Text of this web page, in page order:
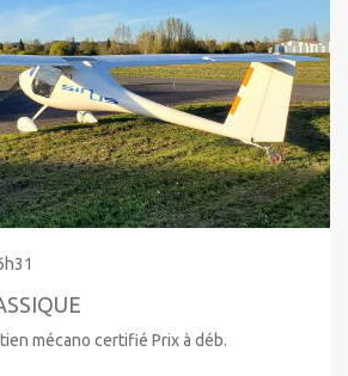
mécano certifié Prix à déb.